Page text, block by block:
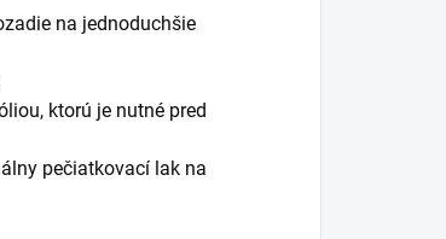
na jednoduchšie
ktorú je nutné pred
pečiatkovací lak na